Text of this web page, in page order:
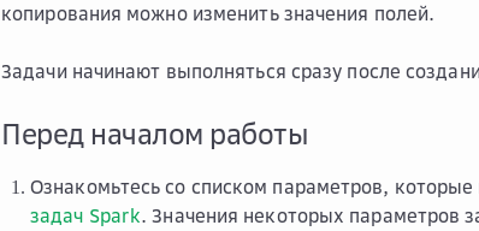
копирования можно изменить значения полей.
Задачи начинают выполняться сразу после
Перед началом работы
Ознакомьтесь со списком параметров,
задач Spark. Значения некоторых параметров